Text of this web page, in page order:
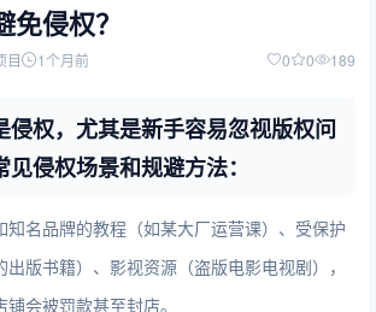
侵权？
目 1个月前 0 0 189
侵权，尤其是新手容易忽视版权问
侵权场景和规避方法：
知名品牌的教程（如某大厂运营课）、受保护
版书籍）、影视资源（盗版电影电视剧），
会被罚款甚至封店。